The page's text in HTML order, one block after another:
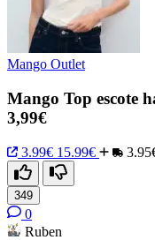
Mango Outlet
Mango Top escote
3,99€
3.99€ 15.99€
349
0
Ruben